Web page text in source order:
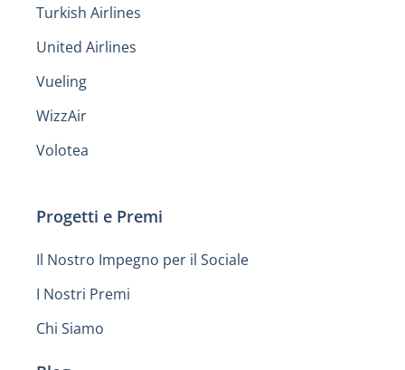
Turkish Airlines
United Airlines
Vueling
WizzAir
Volotea
Progetti e Premi
Il Nostro Impegno per il Sociale
I Nostri Premi
Chi Siamo